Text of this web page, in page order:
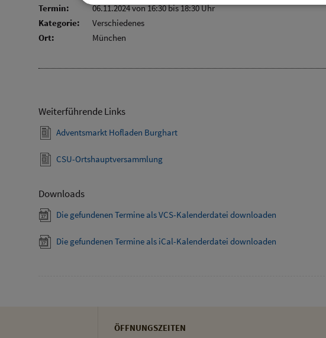
Termin: 06.11.2024 von 16:30bis 18:30 Uhr
Kategorie:
Verschiedenes
Ort:
München
Weiterführende Links
Adventsmarkt Hofladen Burghart
CSU-Ortshauptversammlung
Downloads
Die gefundenen Termine als VCS-Kalenderdatei downloaden
Die gefundenen Termine als iCal-Kalenderdatei downloaden
ÖFFNUNGSZEITEN